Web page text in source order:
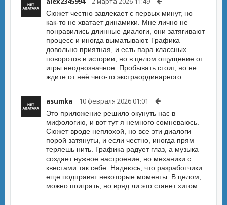
Сюжет честно завлекает с первых минут, но
как-то не хватает динамики. Мне лично не
понравились длинные диалоги, они затягивают
процесс и иногда выматывают. Графика
довольно приятная, и есть пара классных
поворотов в истории, но в целом ощущение от
игры неоднозначное. Пробывать стоит, но не
ждите от неё чего-то экстраординарного.
asumka 10 февраля 2026 01:01
Это приложение решило окунуть нас в
мифологию, и вот тут я немного сомневаюсь.
Сюжет вроде неплохой, но все эти диалоги
порой затянуты, и если честно, иногда прям
теряешь нить. Графика радует глаз, а музыка
создает нужное настроение, но механики с
квестами так себе. Надеюсь, что разработчики
еще подправят некоторые моменты. В целом,
можно поиграть, но вряд ли это станет хитом.